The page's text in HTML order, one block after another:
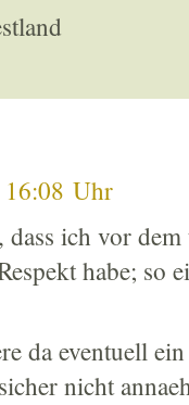
16:08 Uhr
dass ich vor
habe; so
da eventuell
nicht